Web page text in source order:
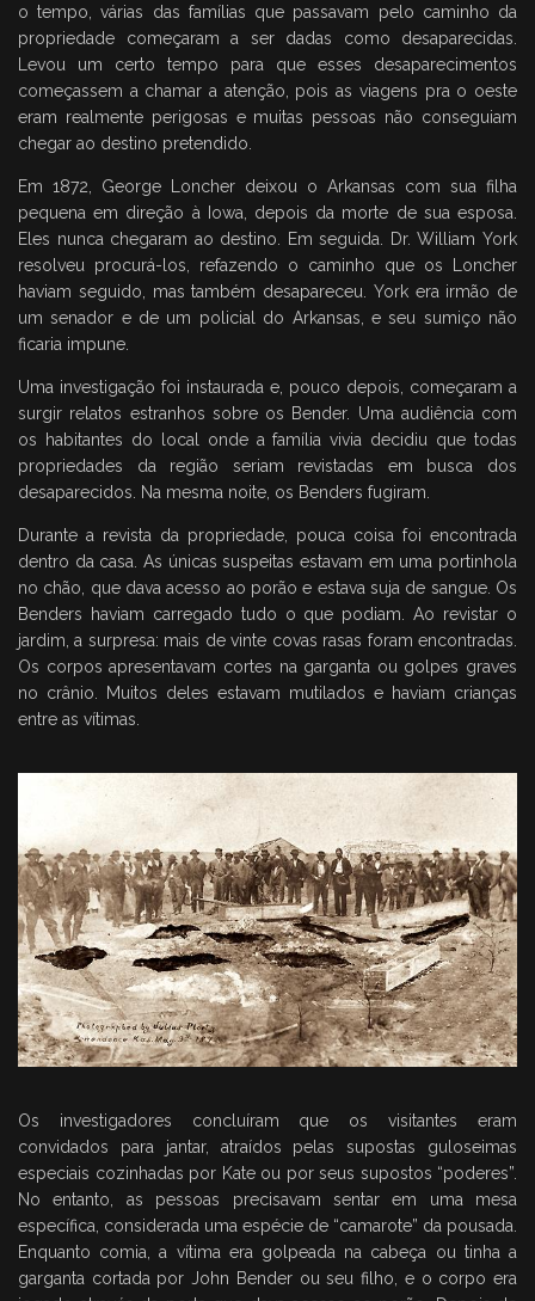
o tempo, várias das famílias que passavam pelo caminho da
propriedade começaram a ser dadas como desaparecidas.
Levou um certo tempo para que esses desaparecimentos
começassem a chamar a atenção, pois as viagens pra o oeste
eram realmente perigosas e muitas pessoas não conseguiam
chegar ao destino pretendido.
Em 1872, George Loncher deixou o Arkansas com sua filha
pequena em direção à Iowa, depois da morte de sua esposa.
Eles nunca chegaram ao destino. Em seguida. Dr. William York
resolveu procurá-los, refazendo o caminho que os Loncher
haviam seguido, mas também desapareceu. York era irmão de
um senador e de um policial do Arkansas, e seu sumiço não
ficaria impune.
Uma investigação foi instaurada e, pouco depois, começaram a
surgir relatos estranhos sobre os Bender. Uma audiência com
os habitantes do local onde a família vivia decidiu que todas
propriedades da região seriam revistadas em busca dos
desaparecidos. Na mesma noite, os Benders fugiram.
Durante a revista da propriedade, pouca coisa foi encontrada
dentro da casa. As únicas suspeitas estavam em uma portinhola
no chão, que dava acesso ao porão e estava suja de sangue. Os
Benders haviam carregado tudo o que podiam. Ao revistar o
jardim, a surpresa: mais de vinte covas rasas foram encontradas.
Os corpos apresentavam cortes na garganta ou golpes graves
no crânio. Muitos deles estavam mutilados e haviam crianças
entre as vítimas.
Os investigadores concluíram que os visitantes eram
convidados para jantar, atraídos pelas supostas guloseimas
especiais cozinhadas por Kate ou por seus supostos “poderes”.
No entanto, as pessoas precisavam sentar em uma mesa
específica, considerada uma espécie de “camarote” da pousada.
Enquanto comia, a vítima era golpeada na cabeça ou tinha a
garganta cortada por John Bender ou seu filho, e o corpo era